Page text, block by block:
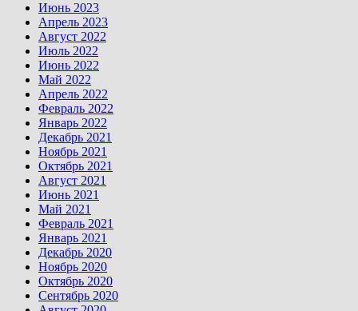
Июнь 2023
Апрель 2023
Август 2022
Июль 2022
Июнь 2022
Май 2022
Апрель 2022
Февраль 2022
Январь 2022
Декабрь 2021
Ноябрь 2021
Октябрь 2021
Август 2021
Июнь 2021
Май 2021
Февраль 2021
Январь 2021
Декабрь 2020
Ноябрь 2020
Октябрь 2020
Сентябрь 2020